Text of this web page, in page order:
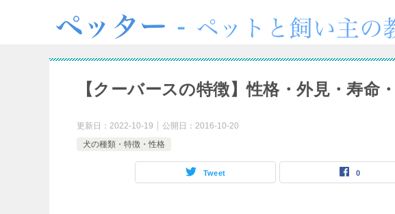
【クーバースの特徴】性格・外見・寿命
更新日： 2022-10-19 公開日： 2016-10-20
犬の種類・特徴・性格
Tweet 0